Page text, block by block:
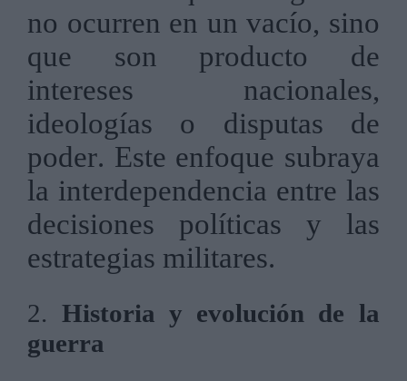
no ocurren en un vacío, sino
que son producto de
intereses nacionales,
ideologías o disputas de
poder. Este enfoque subraya
la interdependencia entre las
decisiones políticas y las
estrategias militares.
2. Historia y evolución de la
guerra